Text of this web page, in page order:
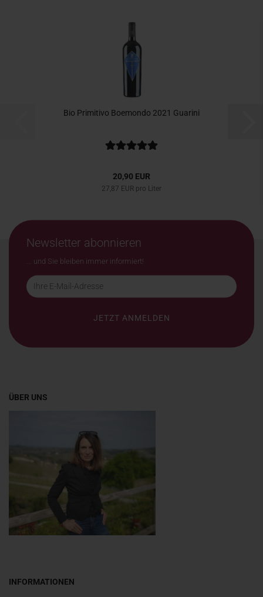
Bio Primitivo Boemondo 2021 Guarini
20,90 EUR
27,87 EUR pro Liter
Newsletter abonnieren
... und Sie bleiben immer informiert!
ÜBER UNS
INFORMATIONEN